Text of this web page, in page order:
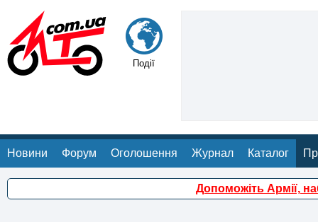
Події
Новини Форум Оголошення Журнал Каталог
Допоможіть Армії,